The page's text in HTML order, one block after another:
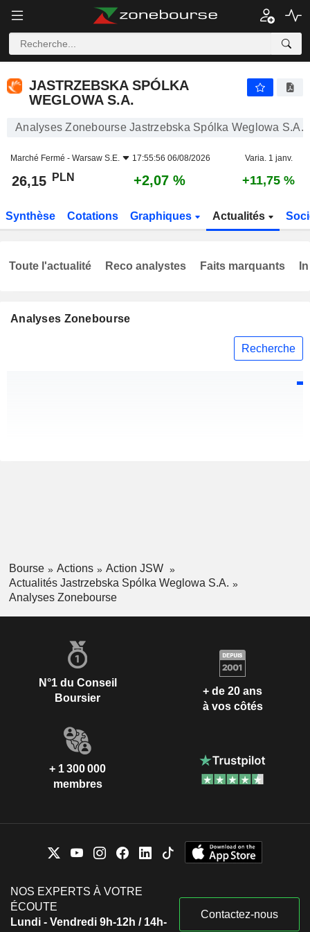
JASTRZEBSKA SPÓLKA
WEGLOWA S.A.
Analyses Zonebourse Jastrzebska Spólka Weglowa S.A.
Marché Fermé - Warsaw S.E. 17:55:56 06/08/2026 Varia. 1 janv.
26,15 PLN +2,07 % +11,75 %
Synthèse Cotations Graphiques Actualités
Analyses Zonebourse
Recherche
Toute l'actualité Reco analystes Faits marquants
Bourse Actions
Action JSW
Actualités Jastrzebska Spólka Weglowa S.A.
Analyses Zonebourse
N°1 du Conseil
Boursier
+ de 20 ans
à vos côtés
+ 1 300 000
membres
NOS EXPERTS À VOTRE
ÉCOUTE
Lundi - Vendredi 9h-12h / 14h-
Contactez-nous